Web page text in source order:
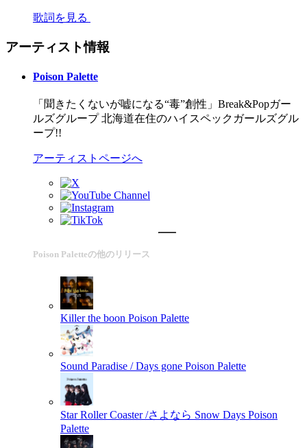
歌詞を見る
アーティスト情報
Poison Palette
「聞きたくないが嘘になる“毒”創性」Break&Popガー
ルズグループ 北海道在住のハイスペックガールズグル
ープ!!
アーティストページへ
Poison Paletteの他のリリース
Killer the boon Poison Palette
Sound Paradise / Days gone Poison Palette
Star Roller Coaster /さよなら Snow Days Poison
Palette